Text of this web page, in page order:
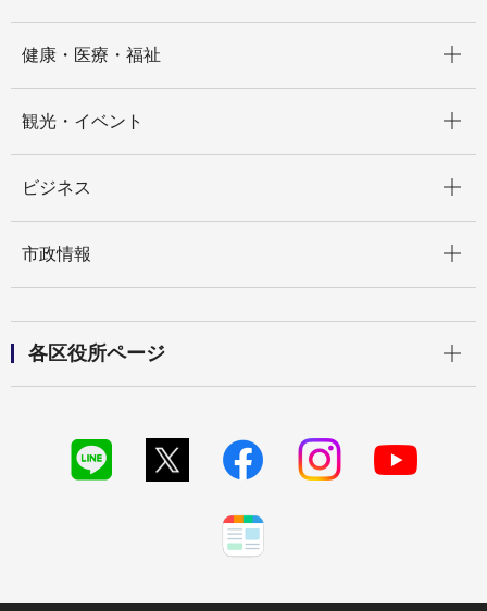
健康・医療・福祉
観光・イベント
ビジネス
市政情報
各区役所ページ